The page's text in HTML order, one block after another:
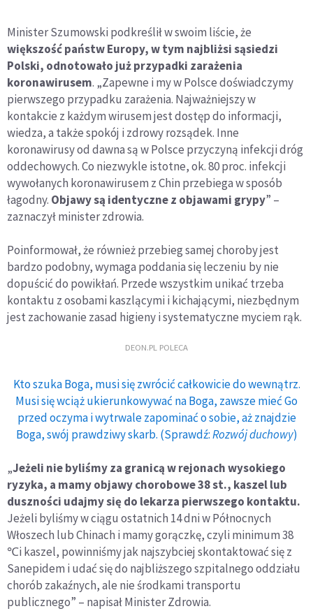
Minister Szumowski podkreślił w swoim liście, że
większość państw Europy, w tym najbliżsi sąsiedzi
Polski, odnotowało już przypadki zarażenia
koronawirusem. „Zapewne i my w Polsce doświadczymy
pierwszego przypadku zarażenia. Najważniejszy w
kontakcie z każdym wirusem jest dostęp do informacji,
wiedza, a także spokój i zdrowy rozsądek. Inne
koronawirusy od dawna są w Polsce przyczyną infekcji dróg
oddechowych. Co niezwykle istotne, ok. 80 proc. infekcji
wywołanych koronawirusem z Chin przebiega w sposób
łagodny. Objawy są identyczne z objawami grypy” –
zaznaczył minister zdrowia.
Poinformował, że również przebieg samej choroby jest
bardzo podobny, wymaga poddania się leczeniu by nie
dopuścić do powikłań. Przede wszystkim unikać trzeba
kontaktu z osobami kaszlącymi i kichającymi, niezbędnym
jest zachowanie zasad higieny i systematyczne myciem rąk.
DEON.PL POLECA
Kto szuka Boga, musi się zwrócić całkowicie do wewnątrz.
Musi się wciąż ukierunkowywać na Boga, zawsze mieć Go
przed oczyma i wytrwale zapominać o sobie, aż znajdzie
Boga, swój prawdziwy skarb. (Sprawdź:Rozwój duchowy)
„Jeżeli nie byliśmy za granicą w rejonach wysokiego
ryzyka, a mamy objawy chorobowe 38 st., kaszel lub
duszności udajmy się do lekarza pierwszego kontaktu.
Jeżeli byliśmy w ciągu ostatnich 14 dni w Północnych
Włoszech lub Chinach i mamy gorączkę, czyli minimum 38
℃i kaszel, powinniśmy jak najszybciej skontaktować się z
Sanepidem i udać się do najbliższego szpitalnego oddziału
chorób zakaźnych, ale nie środkami transportu
publicznego” – napisał Minister Zdrowia.